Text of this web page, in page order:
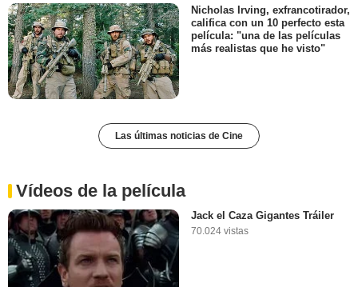
Nicholas Irving, exfrancotirador,
califica con un 10 perfecto esta
película: "una de las películas
más realistas que he visto"
Las últimas noticias de Cine
Vídeos de la película
Jack el Caza Gigantes Tráiler
70.024 vistas